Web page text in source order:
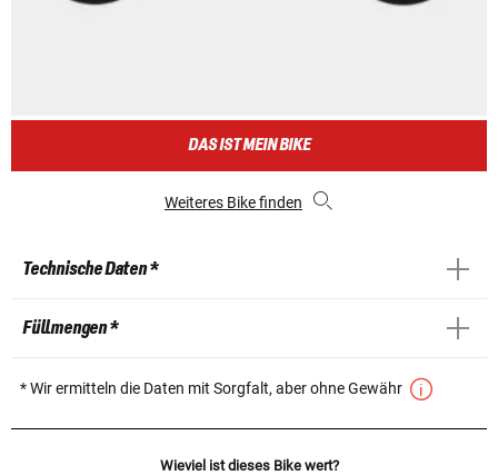
DAS IST MEIN BIKE
Weiteres Bike finden
Technische Daten *
Füllmengen *
* Wir ermitteln die Daten mit Sorgfalt, aber ohne Gewähr
Wieviel ist dieses Bike wert?